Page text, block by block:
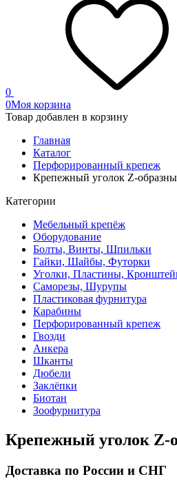
0
0Моя корзина
Товар добавлен в корзину
Главная
Каталог
Перфорированный крепеж
Крепежный уголок Z-
Категории
Мебельный крепёж
Оборудование
Болты, Винты, Шпильки
Гайки, Шайбы, Футорки
Уголки, Пластины,
Саморезы, Шурупы
Пластиковая фурнитура
Карабины
Перфорированный крепеж
Гвозди
Анкера
Шканты
Дюбели
Заклёпки
Биотан
Зоофурнитура
Крепежный уголок Z-
Доставка по России и СНГ